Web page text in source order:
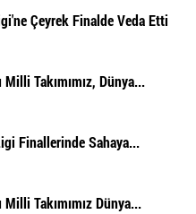
Çeyrek Finalde Veda Etti
Takımımız, Dünya...
Finallerinde Sahaya...
Takımımız Dünya...